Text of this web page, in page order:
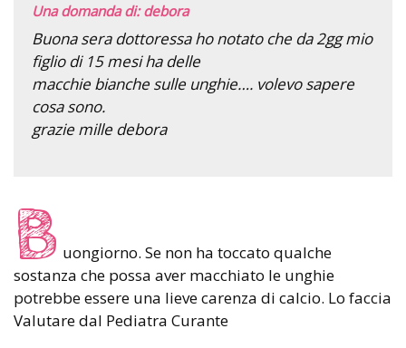
Una domanda di: debora
Buona sera dottoressa ho notato che da 2gg mio
figlio di 15 mesi ha delle
macchie bianche sulle unghie…. volevo sapere
cosa sono.
grazie mille debora
B uongiorno. Se non ha toccato qualche
sostanza che possa aver macchiato le unghie
potrebbe essere una lieve carenza di calcio. Lo faccia
Valutare dal Pediatra Curante